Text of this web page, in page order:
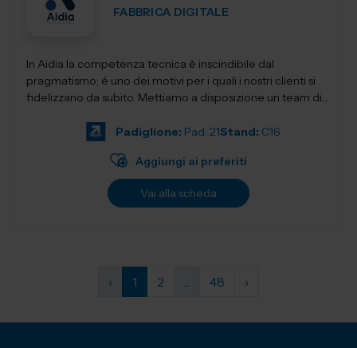
FABBRICA DIGITALE
In Aidia la competenza tecnica è inscindibile dal
pragmatismo; é uno dei motivi per i quali i nostri clienti si
fidelizzano da subito. Mettiamo a disposizione un team di
Padiglione: Pad. 21Stand: C16
Aggiungi ai preferiti
Vai alla scheda
‹ 1 2 ... 48 ›